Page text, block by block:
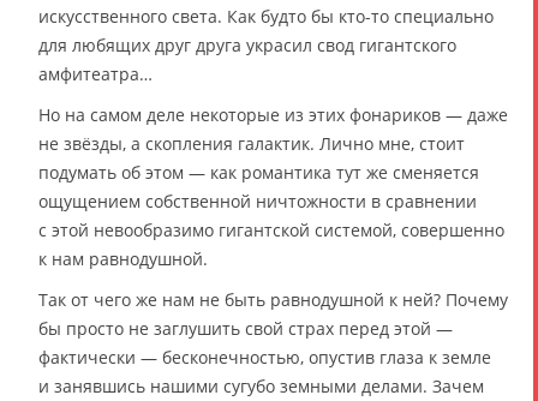
искусственного света. Как будто бы кто-то специально
для любящих друг друга украсил свод гигантского
амфитеатра…
Но на самом деле некоторые из этих фонариков — даже
не звёзды, а скопления галактик. Лично мне, стоит
подумать об этом — как романтика тут же сменяется
ощущением собственной ничтожности в сравнении
с этой невообразимо гигантской системой, совершенно
к нам равнодушной.
Так от чего же нам не быть равнодушной к ней? Почему
бы просто не заглушить свой страх перед этой —
фактически — бесконечностью, опустив глаза к земле
и занявшись нашими сугубо земными делами. Зачем